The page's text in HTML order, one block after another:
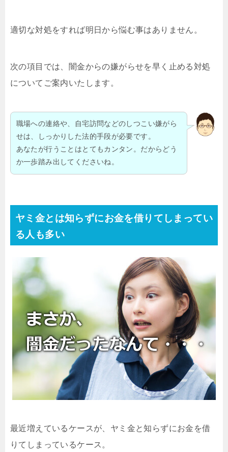
適切な対処をすれば明日から悩む事はありません。
次の項目では、闇金からの嫌がらせを早く止める対処
についてご案内いたします。
職場への連絡や、自宅訪問などのしつこい嫌がら
せは、しっかりした法的手段が必要です。
あなたが行うことはとてもカンタン。だからどう
か一歩踏み出してくださいね。
ヤミ金とは知らずにお金を借りてしまってい
る人も多い
最近増えているケースが、ヤミ金と知らずにお金を借
りてしまっているケース。